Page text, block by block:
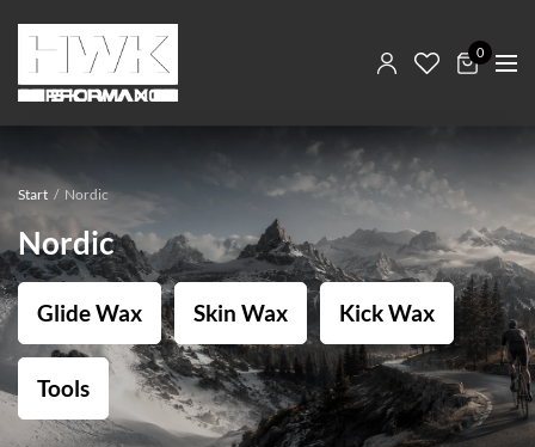
0
Start / Nordic
Nordic
Glide Wax Skin Wax Kick Wax
Tools